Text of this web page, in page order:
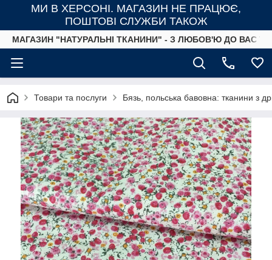
МИ В ХЕРСОНІ. МАГАЗИН НЕ ПРАЦЮЄ,
ПОШТОВІ СЛУЖБИ ТАКОЖ
МАГАЗИН "НАТУРАЛЬНІ ТКАНИНИ" - З ЛЮБОВ'Ю ДО ВАС
Товари та послуги Бязь, польська бавовна: тканини з